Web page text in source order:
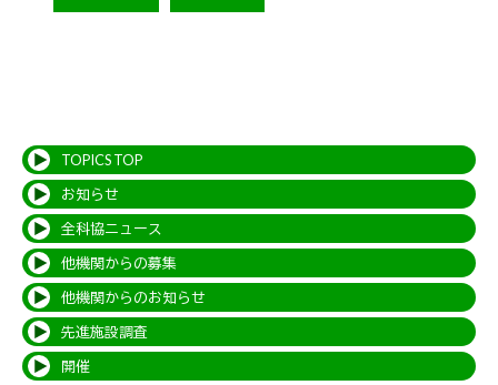
TOPICS TOP
お知らせ
全科協ニュース
他機関からの募集
他機関からのお知らせ
先進施設調査
開催